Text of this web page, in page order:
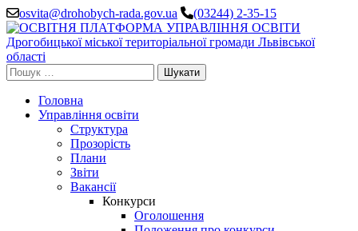
Перейти
до
вмісту
(натисніть
Enter)
osvita@drohobych-rada.gov.ua (03244) 2-35-15
Пошук:
Головна
Управління освіти
Структура
Прозорість
Плани
Звіти
Вакансії
Конкурси
Оголошення